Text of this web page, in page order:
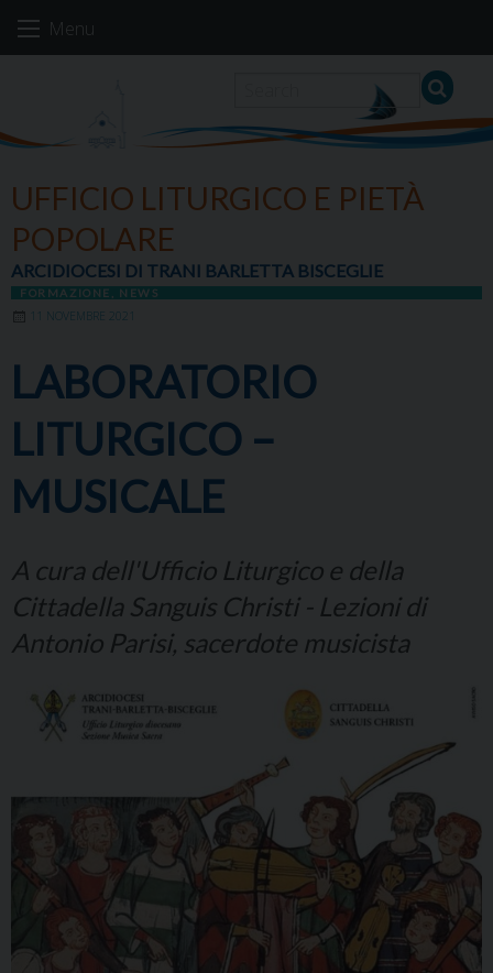
Menu
UFFICIO LITURGICO E PIETÀ
POPOLARE
ARCIDIOCESI DI TRANI BARLETTA BISCEGLIE
FORMAZIONE NEWS
11 NOVEMBRE 2021
LABORATORIO
LITURGICO –
MUSICALE
A cura dell'Ufficio Liturgico e della
Cittadella Sanguis Christi - Lezioni di
Antonio Parisi, sacerdote musicista